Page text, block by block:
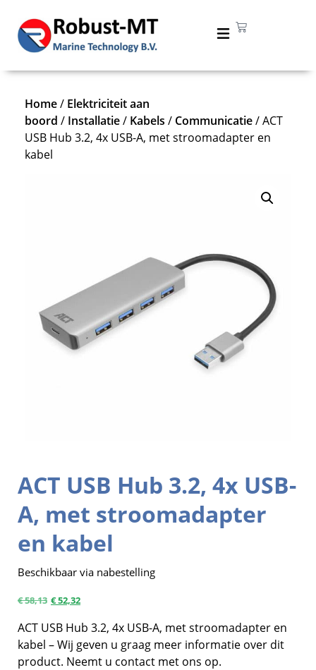
ACT USB Hub 3.2, 4x USB-
A, met stroomadapter
en kabel
Beschikbaar via nabestelling
€58,13 €52,32
ACT USB Hub 3.2, 4x USB-A, met stroomadapter en
kabel – Wij geven u graag meer informatie over dit
product. Neemt u contact met ons op.
Home/ Elektriciteit aan
boord / Installatie/ Kabels / Communicatie/ ACT
USB Hub 3.2, 4x USB-A, met stroomadapter en
kabel